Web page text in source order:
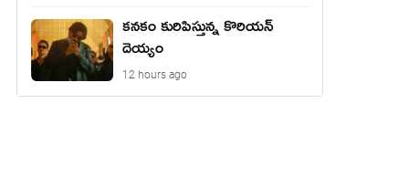
కనకం కురిపిస్తున్న కొరియన్
దెయ్యం
12 hours ago